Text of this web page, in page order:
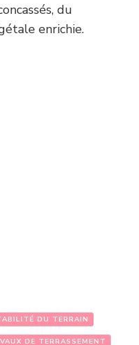
du
enrichie.
DU TERRAIN
DE TERRASSEMENT